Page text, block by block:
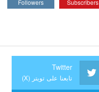
Subscribers
Followers
Twitter
تابعنا على تويتر (X)